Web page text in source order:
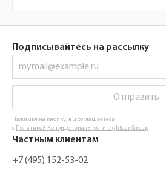
Подписывайтесь на рассылку
Отправить
Нажимая на кнопку, вы соглашаетесь
с Политикой Конфиденциальности Lightstar Group
Частным клиентам
+7 (495) 152-53-02